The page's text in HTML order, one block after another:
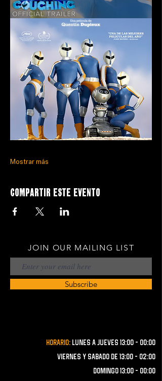
Mostrar más
Compartir este evento
JOIN OUR MAILING LIST
Subscribe
Horario: lunes a JUEVES 13:00 - 00:00
VIERNES Y SABADO de 13:00 - 02:00
domingo 13:00 - 00:00